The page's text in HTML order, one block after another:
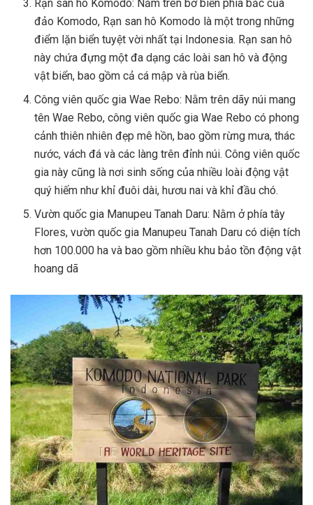
Rạn san hô Komodo: Nằm trên bờ biển phía bắc của
đảo Komodo, Rạn san hô Komodo là một trong những
điểm lặn biển tuyệt vời nhất tại Indonesia. Rạn san hô
này chứa đựng một đa dạng các loài san hô và động
vật biển, bao gồm cả cá mập và rùa biển.
Công viên quốc gia Wae Rebo: Nằm trên dãy núi mang
tên Wae Rebo, công viên quốc gia Wae Rebo có phong
cảnh thiên nhiên đẹp mê hồn, bao gồm rừng mưa, thác
nước, vách đá và các làng trên đỉnh núi. Công viên quốc
gia này cũng là nơi sinh sống của nhiều loài động vật
quý hiếm như khỉ đuôi dài, hươu nai và khỉ đầu chó.
Vườn quốc gia Manupeu Tanah Daru: Nằm ở phía tây
Flores, vườn quốc gia Manupeu Tanah Daru có diện tích
hơn 100.000 ha và bao gồm nhiều khu bảo tồn động vật
hoang dã